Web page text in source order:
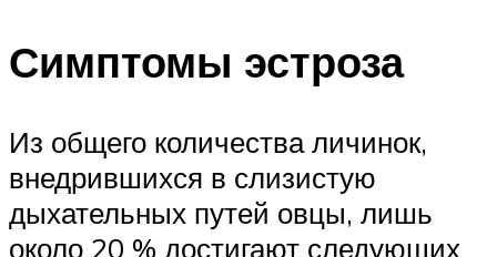
Симптомы эстроза
Из общего количества личинок,
внедрившихся в слизистую
дыхательных путей овцы, лишь
около 20 % достигают следующих